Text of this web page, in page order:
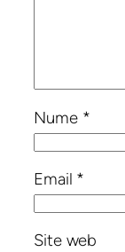
Nume *
Email *
Site web